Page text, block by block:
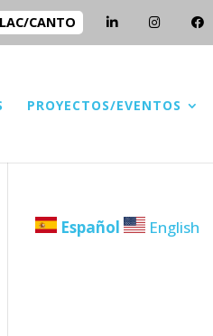
CANTO
PROYECTOS/EVENTOS
Español English